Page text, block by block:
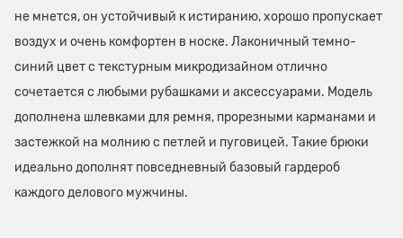
не мнется, он устойчивый к истиранию, хорошо пропускает
воздух и очень комфортен в носке. Лаконичный темно-
синий цвет с текстурным микродизайном отлично
сочетается с любыми рубашками и аксессуарами. Модель
дополнена шлевками для ремня, прорезными карманами и
застежкой на молнию с петлей и пуговицей. Такие брюки
идеально дополнят повседневный базовый гардероб
каждого делового мужчины.